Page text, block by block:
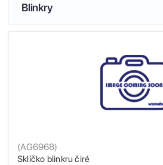
Blinkry
Sklíčko blinkru čiré
(AG6968)